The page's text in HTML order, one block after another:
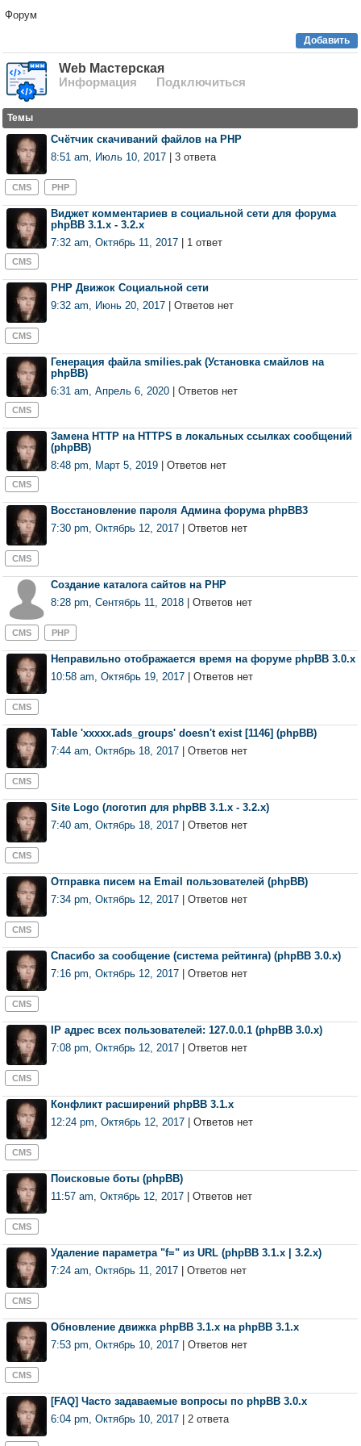
Форум
Добавить
Web Мастерская
Информация
Подключиться
Темы
Счётчик скачиваний файлов на PHP
8:51 am, Июль 10, 2017 | 3 ответа
CMS PHP
Виджет комментариев в социальной сети для форума
phpBB 3.1.x - 3.2.x
7:32 am, Октябрь 11, 2017 | 1 ответ
CMS
PHP Движок Социальной сети
9:32 am, Июнь 20, 2017 | Ответов нет
CMS
Генерация файла smilies.pak (Установка смайлов на
phpBB)
6:31 am, Апрель 6, 2020 | Ответов нет
CMS
Замена HTTP на HTTPS в локальных ссылках сообщений
(phpBB)
8:48 pm, Март 5, 2019 | Ответов нет
CMS
Восстановление пароля Админа форума phpBB3
7:30 pm, Октябрь 12, 2017 | Ответов нет
CMS
Создание каталога сайтов на PHP
8:28 pm, Сентябрь 11, 2018 | Ответов нет
CMS PHP
Неправильно отображается время на форуме phpBB 3.0.x
10:58 am, Октябрь 19, 2017 | Ответов нет
CMS
Table 'xxxxx.ads_groups' doesn't exist [1146] (phpBB)
7:44 am, Октябрь 18, 2017 | Ответов нет
CMS
Site Logo (логотип для phpBB 3.1.x - 3.2.x)
7:40 am, Октябрь 18, 2017 | Ответов нет
CMS
Отправка писем на Email пользователей (phpBB)
7:34 pm, Октябрь 12, 2017 | Ответов нет
CMS
Спасибо за сообщение (система рейтинга) (phpBB 3.0.x)
7:16 pm, Октябрь 12, 2017 | Ответов нет
CMS
IP адрес всех пользователей: 127.0.0.1 (phpBB 3.0.x)
7:08 pm, Октябрь 12, 2017 | Ответов нет
CMS
Конфликт расширений phpBB 3.1.x
12:24 pm, Октябрь 12, 2017 | Ответов нет
CMS
Поисковые боты (phpBB)
11:57 am, Октябрь 12, 2017 | Ответов нет
CMS
Удаление параметра "f=" из URL (phpBB 3.1.x | 3.2.x)
7:24 am, Октябрь 11, 2017 | Ответов нет
CMS
Обновление движка phpBB 3.1.x на phpBB 3.1.x
7:53 pm, Октябрь 10, 2017 | Ответов нет
CMS
[FAQ] Часто задаваемые вопросы по phpBB 3.0.х
6:04 pm, Октябрь 10, 2017 | 2 ответа